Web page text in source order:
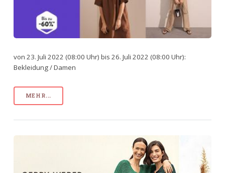
von 23. Juli 2022 (08:00 Uhr) bis 26. Juli 2022 (08:00 Uhr):
Bekleidung / Damen
MEHR...